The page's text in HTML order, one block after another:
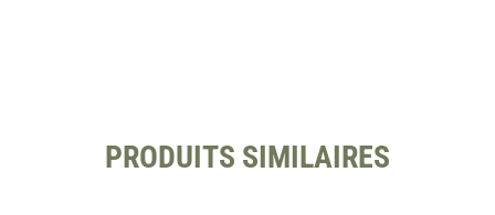
PRODUITS SIMILAIRES